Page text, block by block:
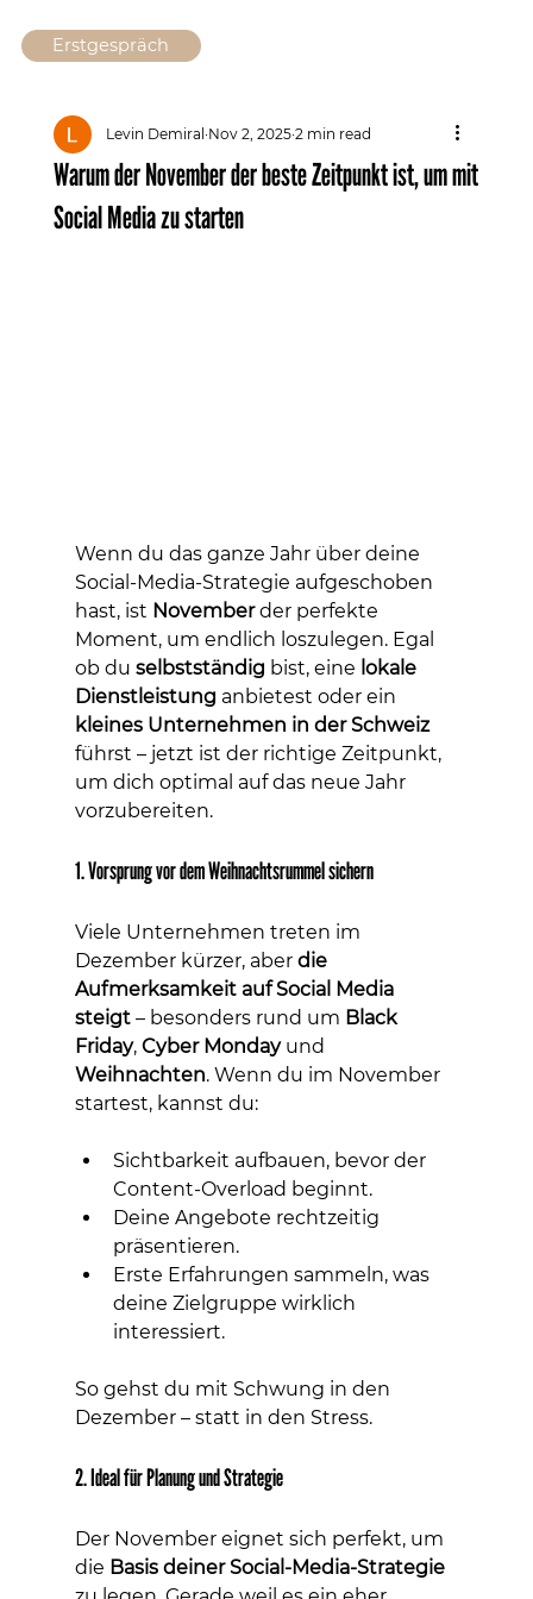
Erstgespräch
Warum der November der beste Zeitpunkt ist, um mit
Social Media zu starten
Levin Demiral Nov 2, 2025 2 min read
Wenn du das ganze Jahr über deine
Social-Media-Strategie aufgeschoben
hast, ist November der perfekte
Moment, um endlich loszulegen. Egal
ob du selbstständig bist, eine lokale
Dienstleistung anbietest oder ein
kleines Unternehmen in der Schweiz
führst – jetzt ist der richtige Zeitpunkt,
um dich optimal auf das neue Jahr
vorzubereiten.
1. Vorsprung vor dem Weihnachtsrummel sichern
Viele Unternehmen treten im
Dezember kürzer, aber die
Aufmerksamkeit auf Social Media
steigt – besonders rund um Black
Friday, Cyber Monday und
Weihnachten. Wenn du im November
startest, kannst du:
Sichtbarkeit aufbauen, bevor der
Content-Overload beginnt.
Deine Angebote rechtzeitig
präsentieren.
Erste Erfahrungen sammeln, was
deine Zielgruppe wirklich
interessiert.
So gehst du mit Schwung in den
Dezember – statt in den Stress.
2. Ideal für Planung und Strategie
Der November eignet sich perfekt, um
die Basis deiner Social-Media-Strategie